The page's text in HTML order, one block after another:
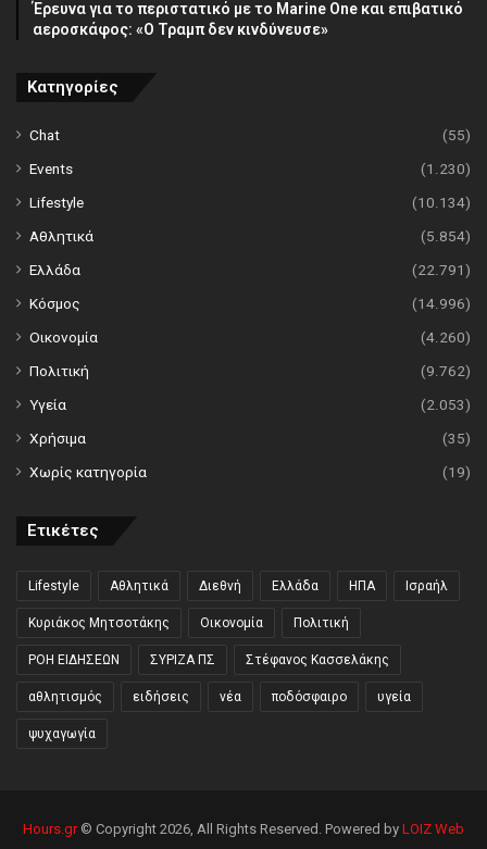
Έρευνα για το περιστατικό με το Marine One και επιβατικό
αεροσκάφος: «Ο Τραμπ δεν κινδύνευσε»
Κατηγορίες
Chat
(55)
Events
(1.230)
Lifestyle
(10.134)
Αθλητικά
(5.854)
Ελλάδα
(22.791)
Κόσμος
(14.996)
Οικονομία
(4.260)
Πολιτική
(9.762)
Υγεία
(2.053)
Χρήσιμα
(35)
Χωρίς κατηγορία
(19)
Ετικέτες
Lifestyle Αθλητικά Διεθνή Ελλάδα ΗΠΑ Ισραήλ
Κυριάκος Μητσοτάκης Οικονομία Πολιτική
ΡΟΗ ΕΙΔΗΣΕΩΝ ΣΥΡΙΖΑ ΠΣ Στέφανος Κασσελάκης
αθλητισμός ειδήσεις νέα ποδόσφαιρο υγεία
ψυχαγωγία
Hours.gr© Copyright 2026, All Rights Reserved. Powered by LOIZ Web